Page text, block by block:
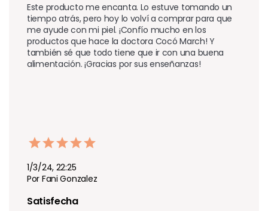
Este producto me encanta. Lo estuve tomando un
tiempo atrás, pero hoy lo volví a comprar para que
me ayude con mi piel. ¡Confío mucho en los
productos que hace la doctora Cocó March! Y
también sé que todo tiene que ir con una buena
alimentación. ¡Gracias por sus enseñanzas!
1/3/24, 22:25
Por Fani Gonzalez
Satisfecha